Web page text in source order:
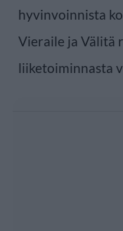
hyvinvoinnista
Vieraile ja Välitä
liiketoiminnasta